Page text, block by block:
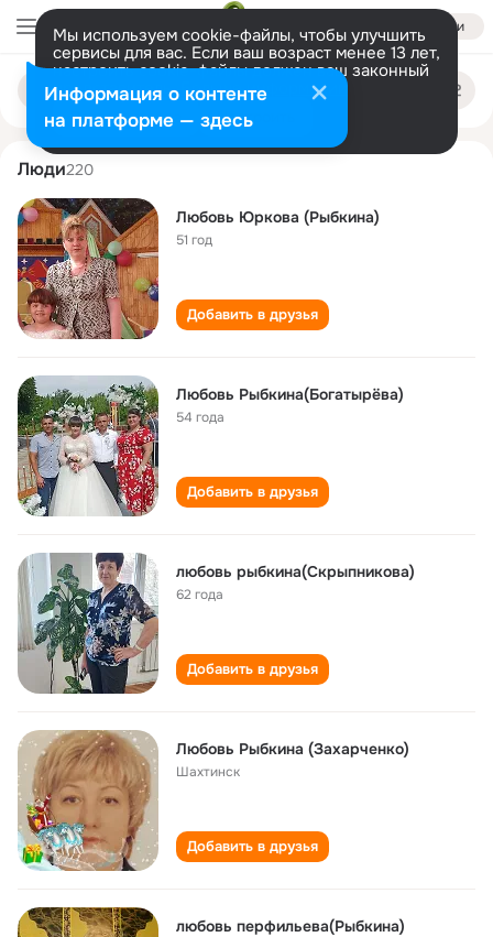
Войти
Мы используем cookie-файлы, чтобы улучшить
сервисы для вас. Если ваш возраст менее 13 лет,
настроить cookie-файлы должен ваш законный
представитель. Больше информации
Разрешить все Настроить
Поиск
людям
lyubov rybkina
Люди220
Любовь Юркова (Рыбкина)
51 год
Добавить в друзья
Любовь Рыбкина(Богатырёва)
54 года
Добавить в друзья
любовь рыбкина(Скрыпникова)
62 года
Добавить в друзья
Любовь Рыбкина (Захарченко)
Шахтинск
Добавить в друзья
любовь перфильева(Рыбкина)
Информация о контенте
на платформе — здесь